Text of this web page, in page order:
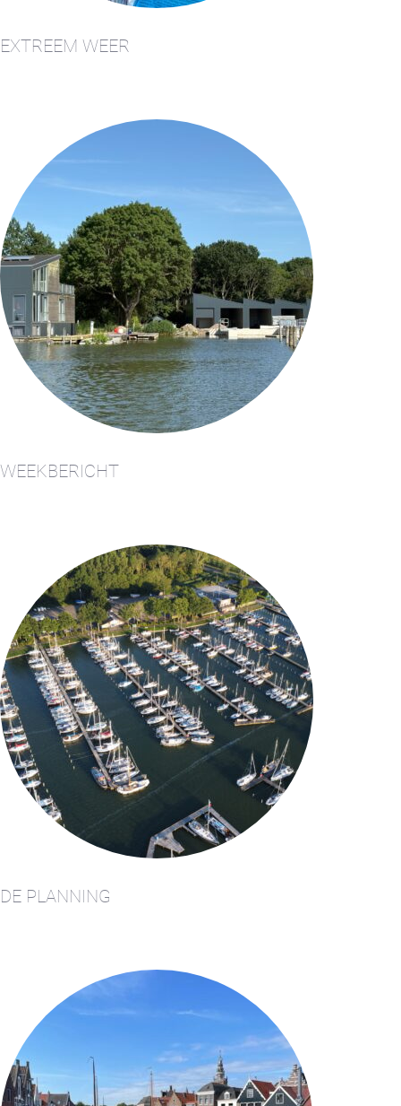
+31(0) 299 – 652 000
info@waterlandyacht.nl
EXTREEM WEER
WEEKBERICHT
DE PLANNING